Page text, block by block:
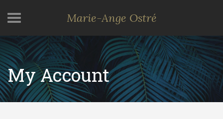
Marie-Ange Ostré
My Account